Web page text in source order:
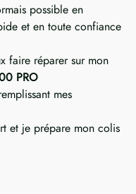
possible en
et en toute confiance
faire réparer sur mon
PRO
mes
et je prépare mon colis